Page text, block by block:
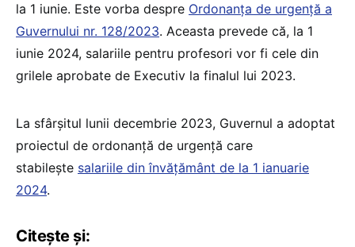
la 1 iunie. Este vorba despre Ordonanța de urgență a
Guvernului nr. 128/2023. Aceasta prevede că, la 1
iunie 2024, salariile pentru profesori vor fi cele din
grilele aprobate de Executiv la finalul lui 2023.
La sfârșitul lunii decembrie 2023, Guvernul a adoptat
proiectul de ordonanță de urgență care
stabilește salariile din învățământ de la 1 ianuarie
2024.
Citește și: